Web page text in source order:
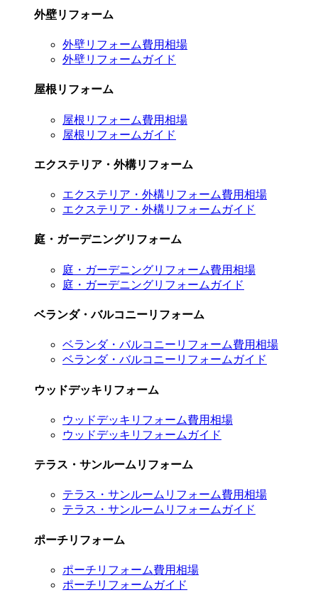
外壁リフォーム
外壁リフォーム費用相場
外壁リフォームガイド
屋根リフォーム
屋根リフォーム費用相場
屋根リフォームガイド
エクステリア・外構リフォーム
エクステリア・外構リフォーム費用相場
エクステリア・外構リフォームガイド
庭・ガーデニングリフォーム
庭・ガーデニングリフォーム費用相場
庭・ガーデニングリフォームガイド
ベランダ・バルコニーリフォーム
ベランダ・バルコニーリフォーム費用相場
ベランダ・バルコニーリフォームガイド
ウッドデッキリフォーム
ウッドデッキリフォーム費用相場
ウッドデッキリフォームガイド
テラス・サンルームリフォーム
テラス・サンルームリフォーム費用相場
テラス・サンルームリフォームガイド
ポーチリフォーム
ポーチリフォーム費用相場
ポーチリフォームガイド